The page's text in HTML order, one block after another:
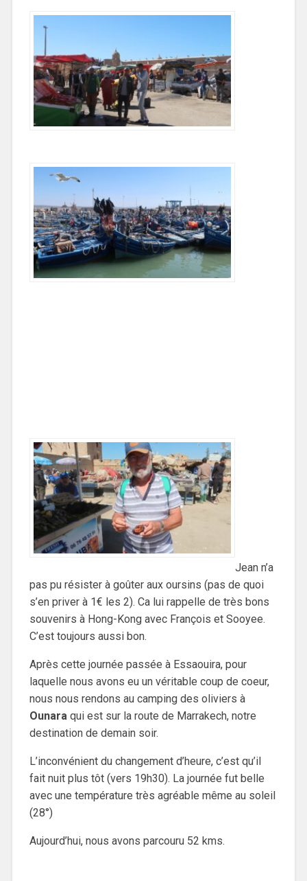
Jean n’a
pas pu résister à goûter aux oursins (pas de quoi
s’en priver à 1€ les 2). Ca lui rappelle de très bons
souvenirs à Hong-Kong avec François et Sooyee.
C’est toujours aussi bon.
Après cette journée passée à Essaouira, pour
laquelle nous avons eu un véritable coup de coeur,
nous nous rendons au camping des oliviers à
Ounaraqui est sur la route de Marrakech, notre
destination de demain soir.
L’inconvénient du changement d’heure, c’est qu’il
fait nuit plus tôt (vers 19h30). La journée fut belle
avec une température très agréable même au soleil
(28°)
Aujourd’hui, nous avons parcouru 52 kms.